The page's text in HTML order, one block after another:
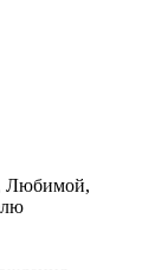
Любимой,